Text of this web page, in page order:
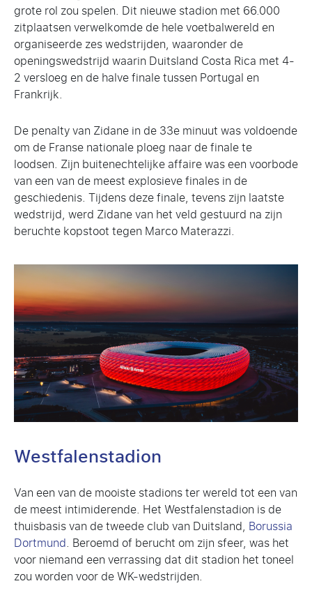
grote rol zou spelen. Dit nieuwe stadion met 66.000
zitplaatsen verwelkomde de hele voetbalwereld en
organiseerde zes wedstrijden, waaronder de
openingswedstrijd waarin Duitsland Costa Rica met 4-
2 versloeg en de halve finale tussen Portugal en
Frankrijk.
De penalty van Zidane in de 33e minuut was voldoende
om de Franse nationale ploeg naar de finale te
loodsen. Zijn buitenechtelijke affaire was een voorbode
van een van de meest explosieve finales in de
geschiedenis. Tijdens deze finale, tevens zijn laatste
wedstrijd, werd Zidane van het veld gestuurd na zijn
beruchte kopstoot tegen Marco Materazzi.
Westfalenstadion
Van een van de mooiste stadions ter wereld tot een van
de meest intimiderende. Het Westfalenstadion is de
thuisbasis van de tweede club van Duitsland, Borussia
Dortmund. Beroemd of berucht om zijn sfeer, was het
voor niemand een verrassing dat dit stadion het toneel
zou worden voor de WK-wedstrijden.